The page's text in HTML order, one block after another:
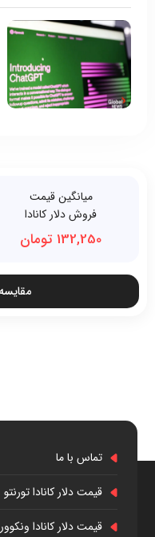
میانگین قیمت
فروش دلار کانادا
132,250 تومان
تماس با ما
قیمت دلار کانادا تورنتو
قیمت دلار کانادا ونکوور